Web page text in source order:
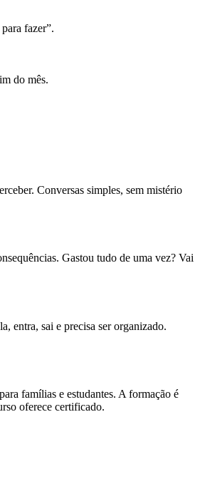
fazer”.
do mês.
Conversas simples, sem mistério
Gastou tudo de uma vez? Vai
entra, sai e precisa ser organizado.
famílias e estudantes. A formação é
oferece certificado.